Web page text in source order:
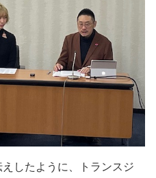
したように、トランスジ